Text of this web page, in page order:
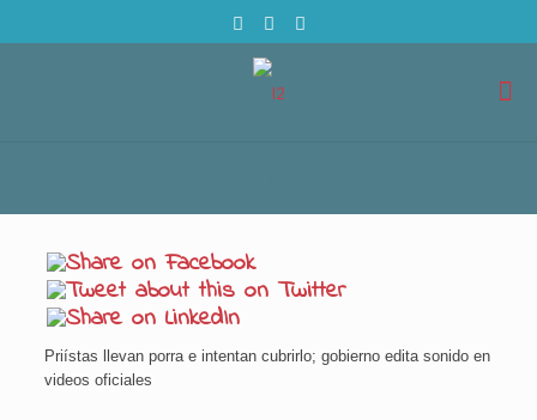
Priístas llevan porra e intentan cubrirlo; gobierno edita sonido en
videos oficiales